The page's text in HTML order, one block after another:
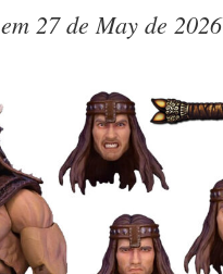
em 27 de May de 2026